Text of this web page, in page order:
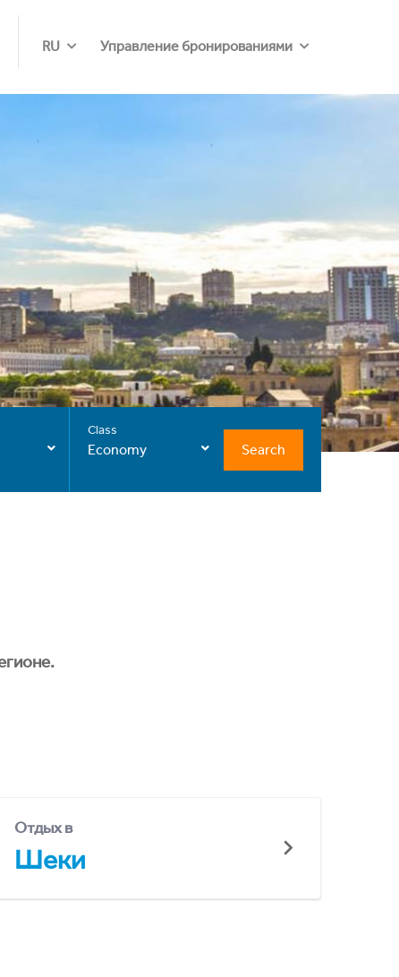
RU Управление бронированиями
Class
Economy Search
Отдых в
Шеки